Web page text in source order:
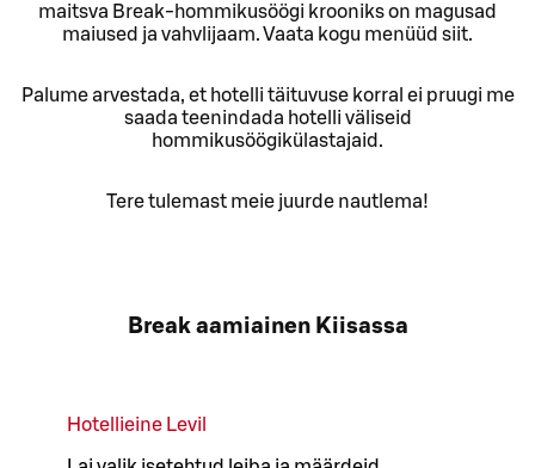
maitsva Break‑hommikusöögi krooniks on magusad
maiused ja vahvlijaam. Vaata kogu menüüd siit.
Palume arvestada, et hotelli täituvuse korral ei pruugi me
saada teenindada hotelli väliseid
hommikusöögikülastajaid.
Tere tulemast meie juurde nautlema!
Break aamiainen Kiisassa
Hotellieine Levil